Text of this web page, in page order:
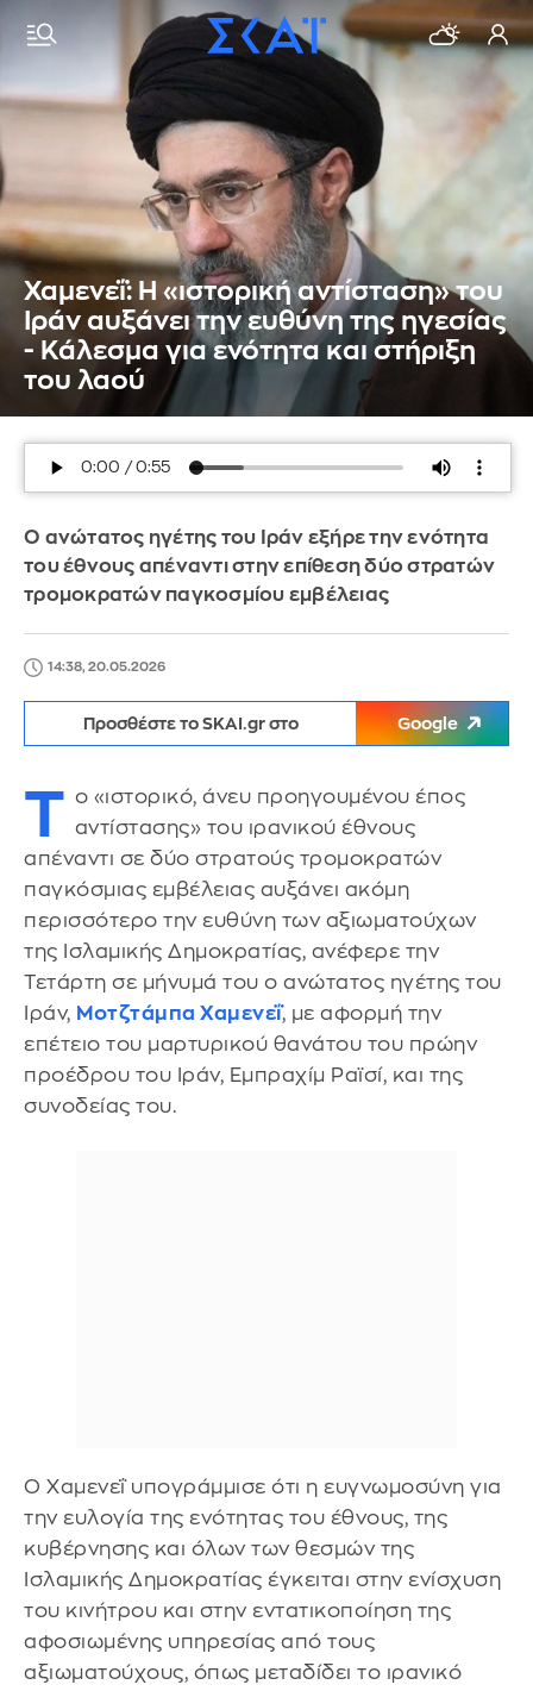
Χαμενεΐ: Η «ιστορική αντίσταση» του
Ιράν αυξάνει την ευθύνη της ηγεσίας
- Κάλεσμα για ενότητα και στήριξη
του λαού
Ο ανώτατος ηγέτης του Ιράν εξήρε την ενότητα
του έθνους απέναντι στην επίθεση δύο στρατών
τρομοκρατών παγκοσμίου εμβέλειας
14:38, 20.05.2026
Προσθέστε το SKAI.gr στο Google
Τ ο «ιστορικό, άνευ προηγουμένου έπος
αντίστασης» του ιρανικού έθνους
απέναντι σε δύο στρατούς τρομοκρατών
παγκόσμιας εμβέλειας αυξάνει ακόμη
περισσότερο την ευθύνη των αξιωματούχων
της Ισλαμικής Δημοκρατίας, ανέφερε την
Τετάρτη σε μήνυμά του ο ανώτατος ηγέτης του
Ιράν, Μοτζτάμπα Χαμενεΐ, με αφορμή την
επέτειο του μαρτυρικού θανάτου του πρώην
προέδρου του Ιράν, Εμπραχίμ Ραϊσί, και της
συνοδείας του.
Ο Χαμενεΐ υπογράμμισε ότι η ευγνωμοσύνη για
την ευλογία της ενότητας του έθνους, της
κυβέρνησης και όλων των θεσμών της
Ισλαμικής Δημοκρατίας έγκειται στην ενίσχυση
του κινήτρου και στην εντατικοποίηση της
αφοσιωμένης υπηρεσίας από τους
αξιωματούχους, όπως μεταδίδει το ιρανικό